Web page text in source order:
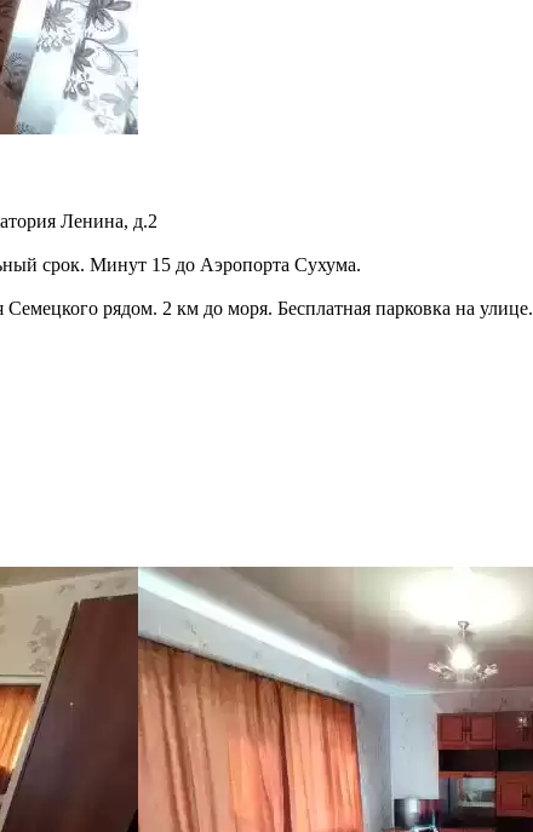
Ленина, д.2
срок. Минут 15 до Аэропорта Сухума.
рядом. 2 км до моря. Бесплатная парковка на улице.